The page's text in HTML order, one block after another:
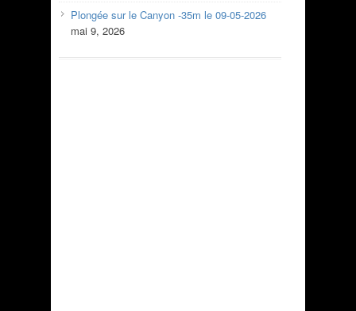
Plongée sur le Canyon -35m le 09-05-2026
mai 9, 2026